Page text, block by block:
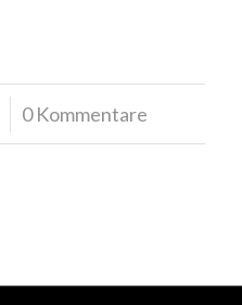
0 Kommentare